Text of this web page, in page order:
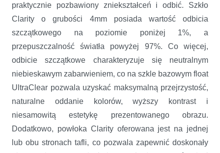
praktycznie pozbawiony zniekształceń i odbić. Szkło
Clarity o grubości 4mm posiada wartość odbicia
szczątkowego na poziomie poniżej 1%, a
przepuszczalność światła powyżej 97%. Co więcej,
odbicie szczątkowe charakteryzuje się neutralnym
niebieskawym zabarwieniem, co na szkle bazowym float
UltraClear pozwala uzyskać maksymalną przejrzystość,
naturalne oddanie kolorów, wyższy kontrast i
niesamowitą estetykę prezentowanego obrazu.
Dodatkowo, powłoka Clarity oferowana jest na jednej
lub obu stronach tafli, co pozwala zapewnić doskonały